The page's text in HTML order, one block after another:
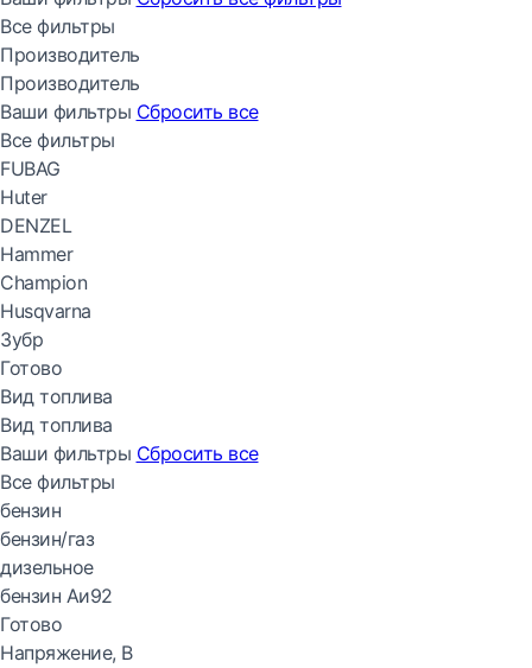
Все фильтры
Производитель
Производитель
Ваши фильтры Сбросить все
Все фильтры
FUBAG
Huter
DENZEL
Hammer
Champion
Husqvarna
Зубр
Готово
Вид топлива
Вид топлива
Ваши фильтры Сбросить все
Все фильтры
бензин
бензин/газ
дизельное
бензин Аи92
Готово
Напряжение, В